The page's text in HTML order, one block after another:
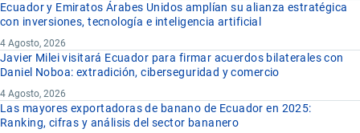
Ecuador y Emiratos Árabes Unidos amplían su alianza estratégica
con inversiones, tecnología e inteligencia artificial
4 Agosto, 2026
Javier Milei visitará Ecuador para firmar acuerdos bilaterales con
Daniel Noboa: extradición, ciberseguridad y comercio
4 Agosto, 2026
Las mayores exportadoras de banano de Ecuador en 2025:
Ranking, cifras y análisis del sector bananero